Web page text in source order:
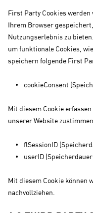
First Party Cookies werden
Ihrem Browser
Nutzungserlebnis zu
um funktionale Cookies,
speichern folgende First
cookieConsent
Mit diesem Cookie
unserer Website
flSessionID
userID (Speicherdauer
Mit diesem Cookie können
nachvollziehen.